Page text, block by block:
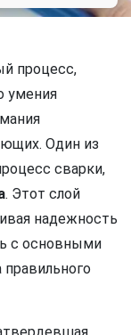
процесс,
умения
Один из
сварки,
. Этот слой
надежность
с основными